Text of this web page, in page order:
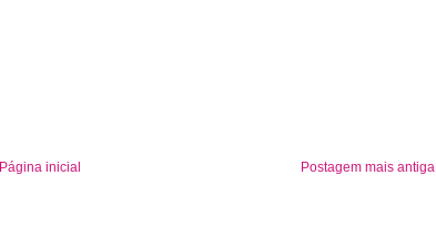
Postagem mais antiga
Página inicial